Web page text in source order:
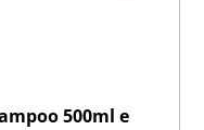
500ml e